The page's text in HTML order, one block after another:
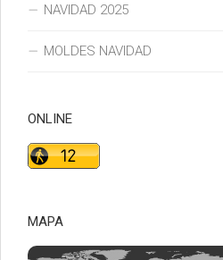
NAVIDAD 2025
MOLDES NAVIDAD
ONLINE
MAPA